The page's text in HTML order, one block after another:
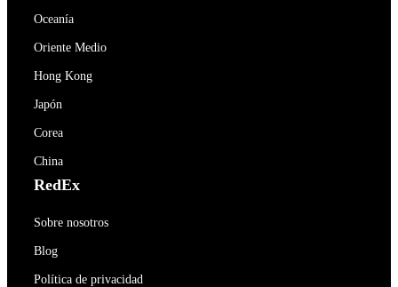
Oceanía
Oriente Medio
Hong Kong
Japón
Corea
China
RedEx
Sobre nosotros
Blog
Política de privacidad